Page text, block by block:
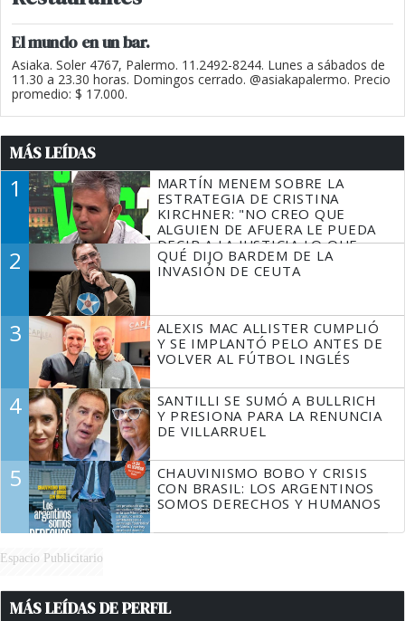
El mundo en un bar.
Asiaka. Soler 4767, Palermo. 11.2492-8244. Lunes a sábados de
11.30 a 23.30 horas. Domingos cerrado. @asiakapalermo. Precio
promedio: $ 17.000.
MÁS LEÍDAS
1
MARTÍN MENEM SOBRE LA
ESTRATEGIA DE CRISTINA
KIRCHNER: "NO CREO QUE
ALGUIEN DE AFUERA LE PUEDA
DECIR A LA JUSTICIA LO QUE
TIENE QUE HACER"
2
QUÉ DIJO BARDEM DE LA
INVASIÓN DE CEUTA
3
ALEXIS MAC ALLISTER CUMPLIÓ
Y SE IMPLANTÓ PELO ANTES DE
VOLVER AL FÚTBOL INGLÉS
4
SANTILLI SE SUMÓ A BULLRICH
Y PRESIONA PARA LA RENUNCIA
DE VILLARRUEL
5
CHAUVINISMO BOBO Y CRISIS
CON BRASIL: LOS ARGENTINOS
SOMOS DERECHOS Y HUMANOS
Espacio Publicitario
MÁS LEÍDAS DE PERFIL